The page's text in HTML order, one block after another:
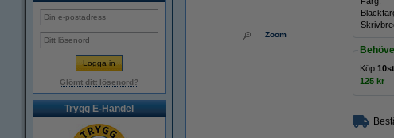
Glömt ditt lösenord?
Trygg E-Handel
Zoom
Köp 10st
125 kr